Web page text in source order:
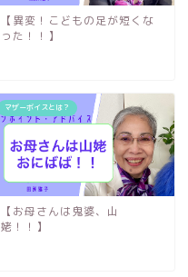
【異変！こどもの足が短くな
った！！】
マザーボイスとは？
【お母さんは鬼婆、山
姥！！】